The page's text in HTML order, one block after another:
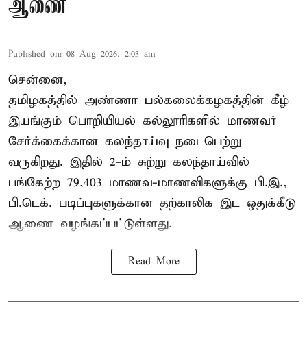
ஆணை
Published on: 08 Aug 2026, 2:03 am
சென்னை,
தமிழகத்தில் அண்ணா பல்கலைக்கழகத்தின் கீழ்
இயங்கும் பொறியியல் கல்லூரிகளில் மாணவர்
சேர்க்கைக்கான கலந்தாய்வு நடைபெற்று
வருகிறது. இதில் 2-ம் சுற்று கலந்தாய்வில்
பங்கேற்ற 79,403 மாணவ-மாணவிகளுக்கு பி.இ.,
பி.டெக். படிப்புகளுக்கான தற்காலிக இட ஒதுக்கீடு
ஆணை வழங்கப்பட்டுள்ளது.
Read More